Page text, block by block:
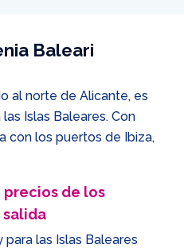
Baleari
al norte de Alicante, es
Islas Baleares. Con
con los puertos de Ibiza,
precios de los
salida
las Islas Baleares